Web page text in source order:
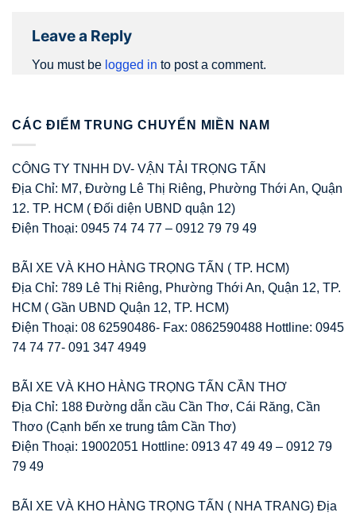
Leave a Reply
You must be logged in to post a comment.
CÁC ĐIỂM TRUNG CHUYỂN MIỀN NAM
CÔNG TY TNHH DV- VẬN TẢI TRỌNG TẤN
Địa Chỉ: M7, Đường Lê Thị Riêng, Phường Thới An, Quận
12. TP. HCM ( Đối diện UBND quận 12)
Điện Thoại: 0945 74 74 77 – 0912 79 79 49
BÃI XE VÀ KHO HÀNG TRỌNG TẤN ( TP. HCM)
Địa Chỉ: 789 Lê Thị Riêng, Phường Thới An, Quận 12, TP.
HCM ( Gần UBND Quận 12, TP. HCM)
Điện Thoại: 08 62590486- Fax: 0862590488 Hottline: 0945
74 74 77- 091 347 4949
BÃI XE VÀ KHO HÀNG TRỌNG TẤN CẦN THƠ
Địa Chỉ: 188 Đường dẫn cầu Cần Thơ, Cái Răng, Cần
Thơo (Cạnh bến xe trung tâm Cần Thơ)
Điện Thoại: 19002051 Hottline: 0913 47 49 49 – 0912 79
79 49
BÃI XE VÀ KHO HÀNG TRỌNG TẤN ( NHA TRANG) Địa